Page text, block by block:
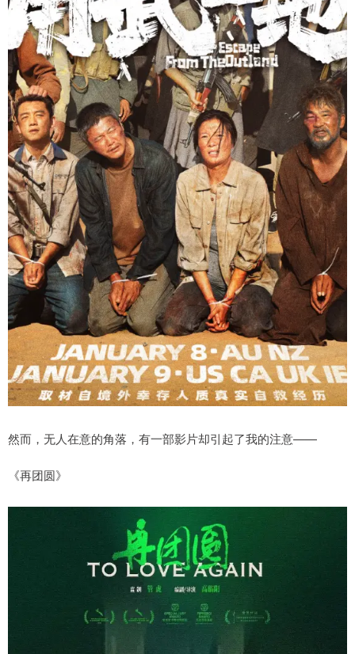
然而，无人在意的角落，有一部影片却引起了我的注意——
《再团圆》